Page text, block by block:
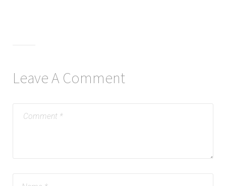
Leave A Comment